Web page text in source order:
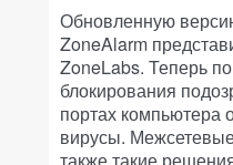
Обновленную
ZoneAlarm
ZoneLabs. Теперь
блокирования
портах компьютера
вирусы.